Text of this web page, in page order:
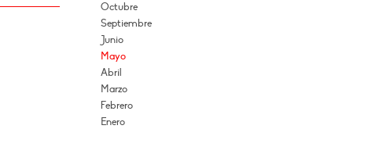
Octubre
Septiembre
Junio
Mayo
Abril
Marzo
Febrero
Enero